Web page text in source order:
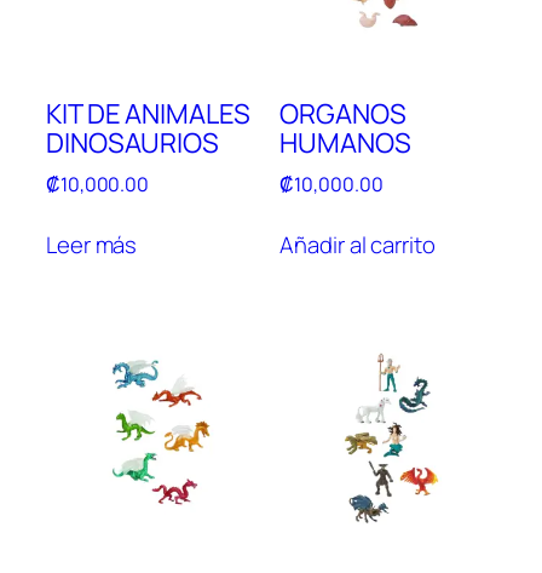
KIT DE ANIMALES
DINOSAURIOS
₡10,000.00
Leer más
ORGANOS
HUMANOS
₡10,000.00
Añadir al carrito